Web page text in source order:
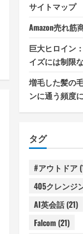
サイトマップ
Amazon売れ筋
巨大ヒロイン
イズには制限
増毛した髪の
ンに通う頻度
タグ
#アウトドア
405クレンジ
AI英会話(21)
Falcom(21)